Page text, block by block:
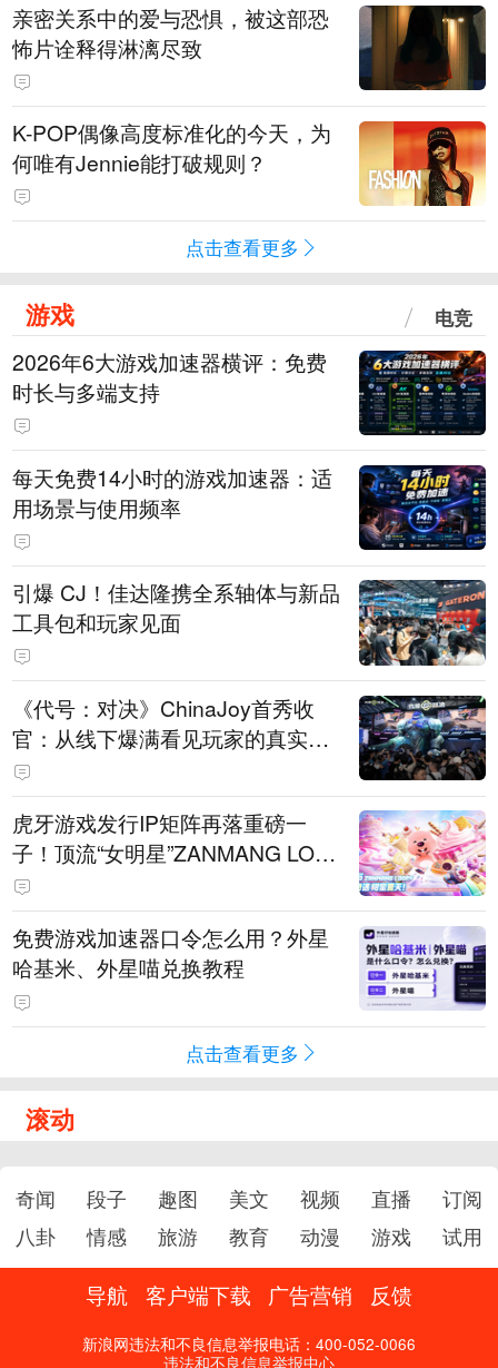
亲密关系中的爱与恐惧，被这部恐
怖片诠释得淋漓尽致
K-POP偶像高度标准化的今天，为
何唯有Jennie能打破规则？
点击查看更多
游戏 电竞
2026年6大游戏加速器横评：免费
时长与多端支持
每天免费14小时的游戏加速器：适
用场景与使用频率
引爆 CJ！佳达隆携全系轴体与新品
工具包和玩家见面
《代号：对决》ChinaJoy首秀收
官：从线下爆满看见玩家的真实期
待
虎牙游戏发行IP矩阵再落重磅一
子！顶流“女明星”ZANMANG LOO
PY 正版3D消除手游《消消奇遇》
惊喜曝光
免费游戏加速器口令怎么用？外星
哈基米、外星喵兑换教程
点击查看更多
滚动
奇闻 段子 趣图 美文 视频 直播
订阅
八卦
情感 旅游 教育 动漫 游戏 试用
导航 客户端下载 广告营销 反馈
新浪网违法和不良信息举报电话：400-052-0066
违法和不良信息举报中心